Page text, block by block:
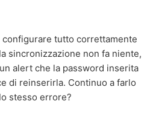
configurare tutto correttamente
sincronizzazione non fa niente,
alert che la password inserita
di reinserirla. Continuo a farlo
stesso errore?